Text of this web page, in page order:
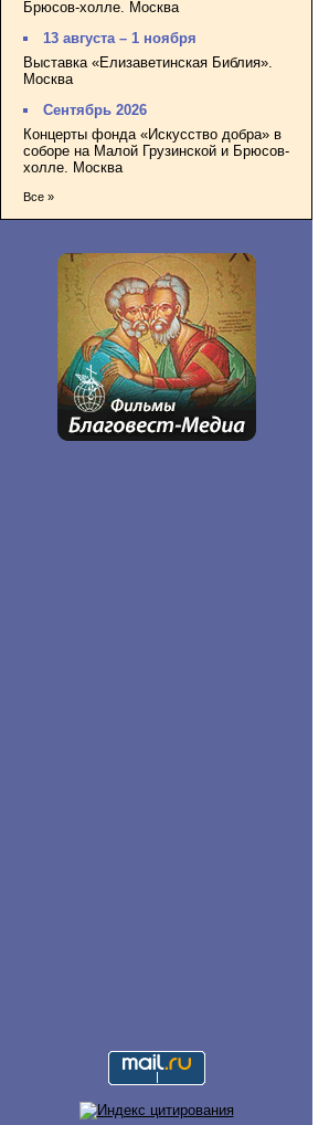
Брюсов-холле. Москва
13 августа – 1 ноября
Выставка «Елизаветинская Библия».
Москва
Сентябрь 2026
Концерты фонда «Искусство добра» в
соборе на Малой Грузинской и Брюсов-
холле. Москва
Все »